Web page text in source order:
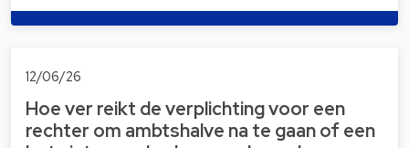
12/06/26
Hoe ver reikt de verplichting voor een
rechter om ambtshalve na te gaan of een